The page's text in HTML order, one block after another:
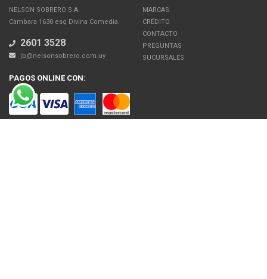
NELSON SOBRERO S.A.
Cambara 1630 esq Divina Comedia.
2601 3528
jb@nelsonsobrero.com.uy
MARCAS
CRÉDITO
CONTACTO
PREGUNTAS
SUCURSALES
PAGOS ONLINE CON: